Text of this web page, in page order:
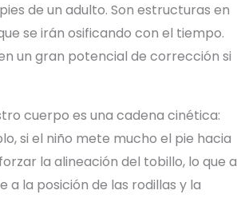
de un adulto. Son estructuras en
se irán osificando con el tiempo.
un gran potencial de corrección si
cuerpo es una cadena cinética:
si el niño mete mucho el pie hacia
la alineación del tobillo, lo que a
la posición de las rodillas y la